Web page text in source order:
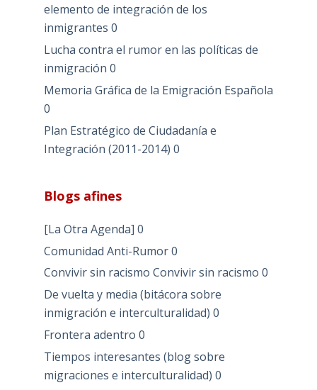
elemento de integración de los
inmigrantes 0
Lucha contra el rumor en las políticas de
inmigración 0
Memoria Gráfica de la Emigración Española
0
Plan Estratégico de Ciudadanía e
Integración (2011-2014) 0
Blogs afines
[La Otra Agenda] 0
Comunidad Anti-Rumor0
Convivir sin racismo Convivir sin racismo 0
De vuelta y media (bitácora sobre
inmigración e interculturalidad) 0
Frontera adentro 0
Tiempos interesantes (blog sobre
migraciones e interculturalidad) 0